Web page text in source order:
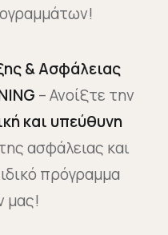
& Ασφάλειας
– Ανοίξτε την
και υπεύθυνη
ασφάλειας και
πρόγραμμα
μας!